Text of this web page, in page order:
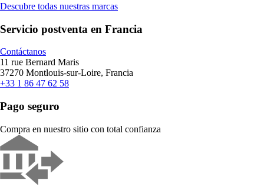
Descubre todas nuestras marcas
Servicio postventa en Francia
Contáctanos
11 rue Bernard Maris
37270 Montlouis-sur-Loire, Francia
+33 1 86 47 62 58
Pago seguro
Compra en nuestro sitio con total confianza